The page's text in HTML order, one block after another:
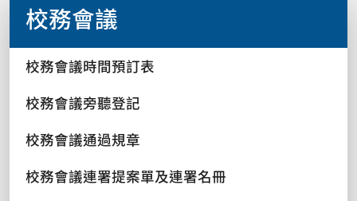
校務會議
校務會議時間預訂表
校務會議旁聽登記
校務會議通過規章
校務會議連署提案單及連署名冊